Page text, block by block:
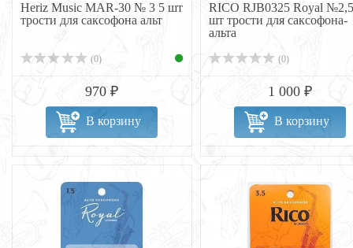
Heriz Music MAR-30 № 3 5 шт
трости для саксофона альт
(0)
970 ₽
В корзину
RICO RJB0325 Royal
шт трости для саксофона-
альта
(0)
1 000 ₽
В корзину